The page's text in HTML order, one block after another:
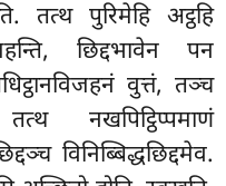
तत्थ पुरिमेहि अट्ठहि
छिद्दभावेन पन
वुत्तं, तञ्च
नखपिट्ठिप्पमाणं
विनिब्बिद्धछिद्दमेव.